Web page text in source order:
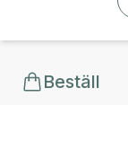
Beställ